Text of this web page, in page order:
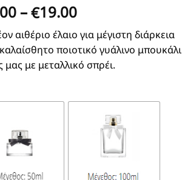
–€19.00Price
range:
€3.00
through
€19.00
αιθέριο έλαιο για μέγιστη διάρκεια
ποιοτικό γυάλινο μπουκάλι
μας με μεταλλικό σπρέι.